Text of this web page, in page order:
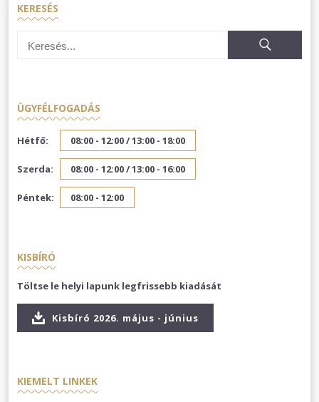
KERESÉS
ÜGYFÉLFOGADÁS
Hétfő: 08:00 - 12:00 /13:00 - 18:00
Szerda: 08:00 - 12:00 /13:00 - 16:00
Péntek: 08:00 - 12:00
KISBÍRÓ
Töltse le helyi lapunk legfrissebb kiadását
Kisbíró 2026. május - június
KIEMELT LINKEK